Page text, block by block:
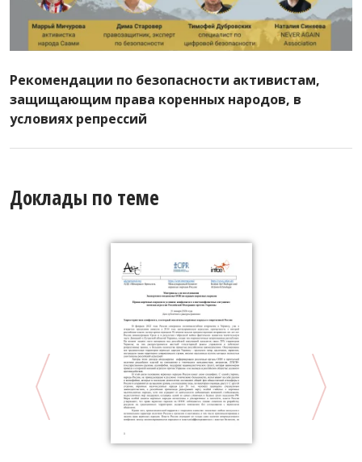
Рекомендации по безопасности активистам,
защищающим права коренных народов, в
условиях репрессий
Доклады по теме